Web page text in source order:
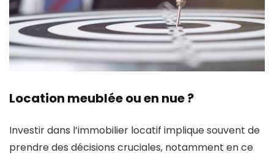
Location meublée ou en nue ?
Investir dans l’immobilier locatif implique souvent de
prendre des décisions cruciales, notamment en ce